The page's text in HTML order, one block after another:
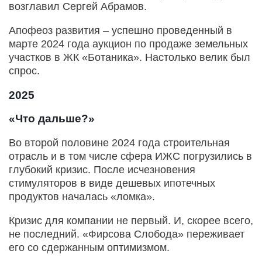
возглавил Сергей Абрамов.
Апофеоз развития – успешно проведенный в
марте 2024 года аукцион по продаже земельных
участков в ЖК «Ботаника». Настолько велик был
спрос.
2025
«Что дальше?»
Во второй половине 2024 года строительная
отрасль и в том числе сфера ИЖС погрузились в
глубокий кризис. После исчезновения
стимуляторов в виде дешевых ипотечных
продуктов началась «ломка».
Кризис для компании не первый. И, скорее всего,
не последний. «Фирсова Слобода» переживает
его со сдержанным оптимизмом.